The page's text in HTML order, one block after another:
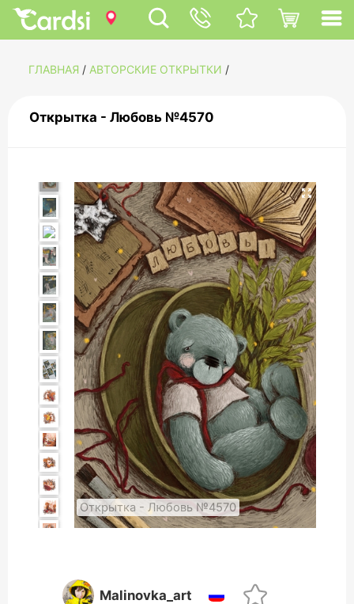
ГЛАВНАЯ / АВТОРСКИЕ ОТКРЫТКИ /
Открытка - Любовь №4570
Открытка - Любовь №4570
Malinovka_art